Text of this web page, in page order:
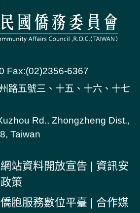
Fax:(02)2356-6367
路五號三、十五、十六、十七
Rd., Zhongzheng Dist.,
Taiwan
站資料開放宣告 | 資訊安
策
胞服務數位平臺 | 合作媒